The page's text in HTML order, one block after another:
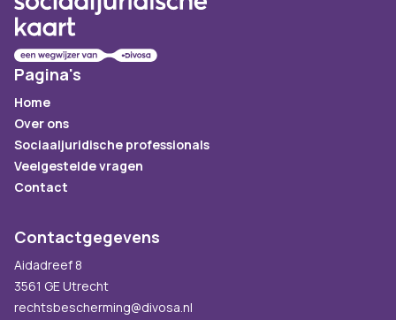
Pagina's
Home
Over ons
Sociaaljuridische professionals
Veelgestelde vragen
Contact
Contactgegevens
Aidadreef 8
3561 GE Utrecht
rechtsbescherming@divosa.nl